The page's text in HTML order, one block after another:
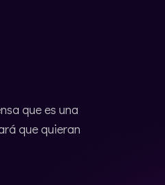
que es una
que quieran